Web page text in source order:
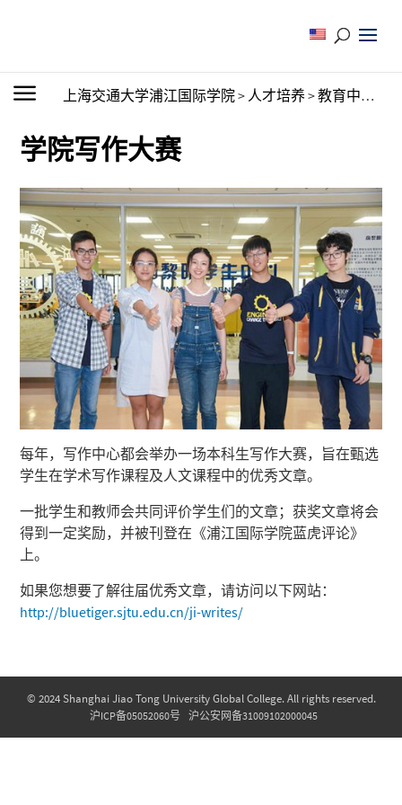
上海交通大学浦江国际学院> 人才培养>教育中心
学院写作大赛
每年，写作中心都会举办一场本科生写作大赛，旨在甄选
学生在学术写作课程及人文课程中的优秀文章。
一批学生和教师会共同评价学生们的文章；获奖文章将会
得到一定奖励，并被刊登在《浦江国际学院蓝虎评论》
上。
如果您想要了解往届优秀文章，请访问以下网站：
http://bluetiger.sjtu.edu.cn/ji-writes/
© 2024 Shanghai Jiao Tong University Global College. All rights reserved.
沪ICP备05052060号 沪公安网备31009102000045